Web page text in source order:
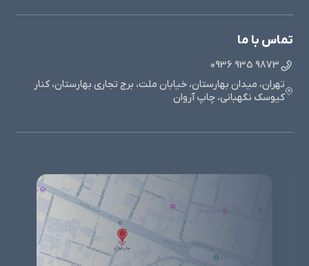
تماس با ما
9873 935 0936
تهران، میدان بهارستان، خیابان ملت، برج تجاری بهارستان، کنار
کیوسک نگهبانی، چاپ آروان